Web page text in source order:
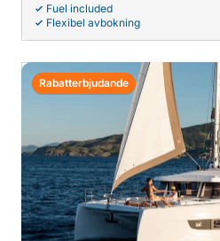
Fuel included
Flexibel avbokning
Rabatterbjudande